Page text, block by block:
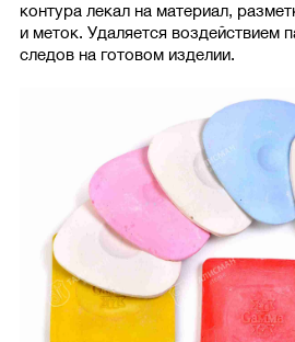
контура лекал на материал,
и меток. Удаляется воздействием
следов на готовом изделии.